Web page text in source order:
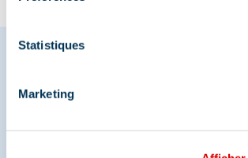
Statistiques
Marketing
Partagez vos
Méribel